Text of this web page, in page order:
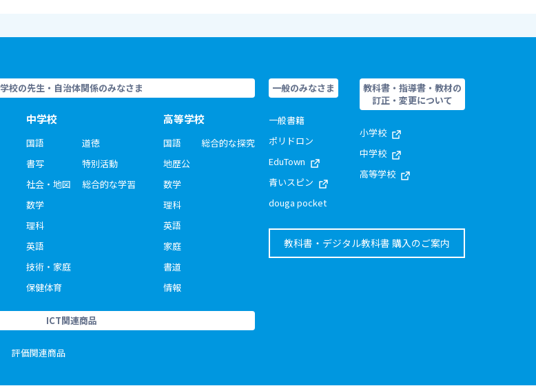
学校の先生・自治体関係のみなさま
中学校
国語
書写
社会・地図
数学
理科
英語
技術・家庭
保健体育
道徳
特別活動
総合的な学習
高等学校
国語
地歴公
数学
理科
英語
家庭
書道
情報
総合的な探究
ICT関連商品
評価関連商品
一般のみなさま
一般書籍
ポリドロン
EduTown
青いスピン
douga pocket
教科書・指導書・教材の
訂正・変更について
小学校
中学校
高等学校
教科書・デジタル教科書 購入のご案内